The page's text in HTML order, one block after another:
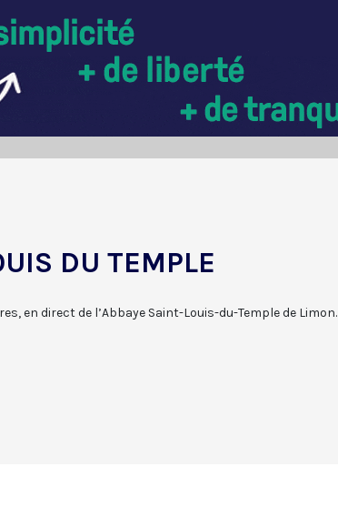
DU TEMPLE
en direct de l’Abbaye Saint-Louis-du-Temple de Limon.